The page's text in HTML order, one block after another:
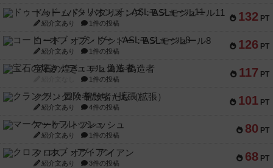
132 PT
ドゥームド・バタリオンズ：ASLモジュール11
紹介文あり 1件の投稿
126 PT
コード・オブ・ブシドー：ASLモジュール8
紹介文あり 1件の投稿
117 PT
宝石の煌き：デュエル 偽造者
1件の投稿
101 PT
クランク! ：冒険者たち（拡張）
紹介文あり 4件の投稿
80 PT
マーケットフレッシュ
紹介文あり 1件の投稿
68 PT
クロス・オブ・アイアン
紹介文あり 3件の投稿